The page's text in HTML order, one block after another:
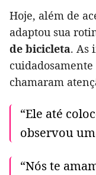
Hoje, além de
adaptou sua
de bicicleta. As
chamaram
“Ele até
observou
“Nós te